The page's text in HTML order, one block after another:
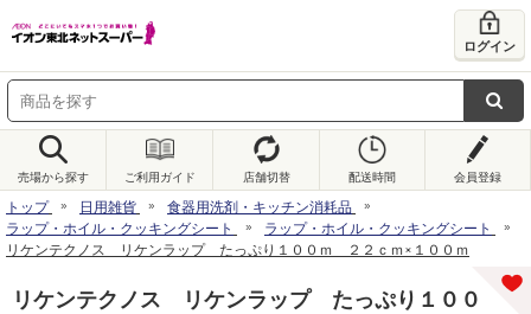
ログイン
売場から探す ご利用ガイド 店舗切替 配送時間 会員登録
トップ 日用雑貨
食器用洗剤・キッチン消耗品
ラップ・ホイル・クッキングシート
ラップ・ホイル・クッキングシート
リケンテクノス リケンラップ たっぷり１００ｍ ２２ｃｍ×１００ｍ
リケンテクノス リケンラップ たっぷり１００